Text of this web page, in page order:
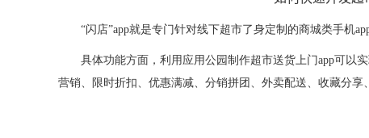
“闪店”app就是专门针对线下超市了身定制的商城类手机
具体功能方面，利用应用公园制作超市送货上门app可以
营销、限时折扣、优惠满减、分销拼团、外卖配送、收藏分